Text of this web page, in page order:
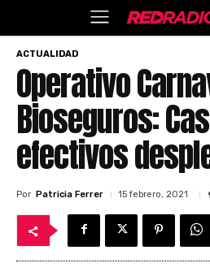
ACTUALIDAD
Operativo
Bioseguros:
efectivos
Por Patricia Ferrer 15 febrero, 2021